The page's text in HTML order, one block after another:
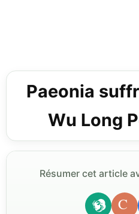
Paeonia
Wu Long
Résumer cet article
C